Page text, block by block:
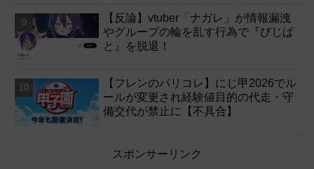
【反論】vtuber「ナガレ」が情報漏洩
やグループの輪を乱す行為で『びじぱ
と』を脱退！
【フレンのパリコレ】にじ甲2026でル
ールが変更され経験値目的の代走・守
備交代が禁止に【不具合】
スポンサーリンク